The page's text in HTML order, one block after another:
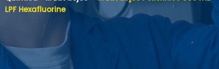
LPF Hexafluorine